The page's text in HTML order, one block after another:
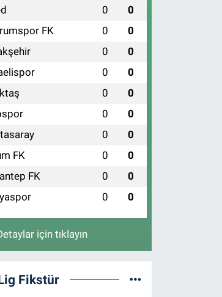
0 0
FK 0 0
0 0
0 0
0 0
0 0
0 0
FK 0 0
FK 0 0
0 0
için tıklayın
Fikstür